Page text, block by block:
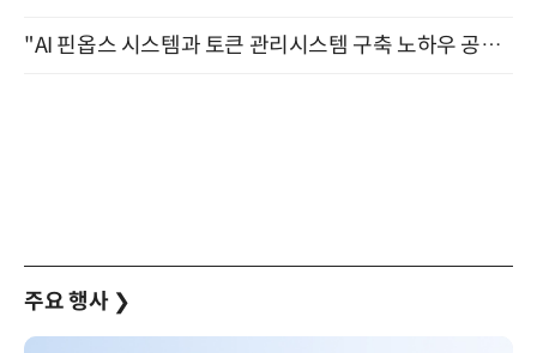
"AI 핀옵스 시스템과 토큰 관리시스템 구축 노하우 공개" 잠실 한국광고문화회관 2층 대회의실 (8/21)
주요 행사 ❯